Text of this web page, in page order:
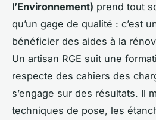
l’Environnement) prend tout
qu’un gage de qualité : c’est
bénéficier des aides à la
Un artisan RGE suit une
respecte des cahiers des
s’engage sur des résultats. Il
techniques de pose, les